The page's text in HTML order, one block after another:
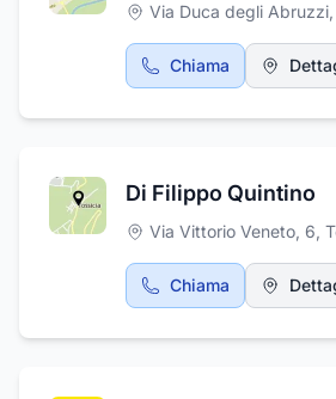
Via Duca degli Abruzzi,
Chiama
Di Filippo Quintino
Via Vittorio Veneto, 6,
Chiama